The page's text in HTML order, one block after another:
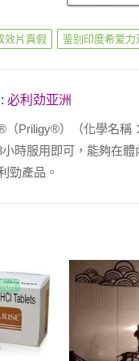
效片真假 鉴别印度希爱力
必利劲亚洲
（Priligy®）（化學名稱
小時服用即可，能夠在
勁產品。